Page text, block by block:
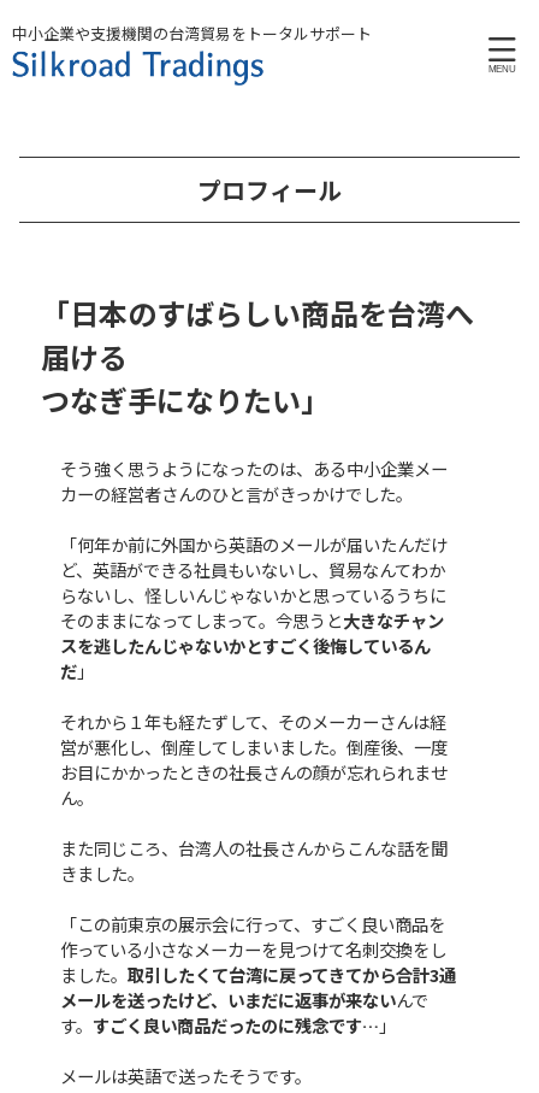
中小企業や支援機関の台湾貿易をトータルサポート
プロフィール
「日本のすばらしい商品を台湾へ
届ける
つなぎ手になりたい」
そう強く思うようになったのは、ある中小企業メー
カーの経営者さんのひと言がきっかけでした。
「何年か前に外国から英語のメールが届いたんだけ
ど、英語ができる社員もいないし、貿易なんてわか
らないし、怪しいんじゃないかと思っているうちに
そのままになってしまって。今思うと大きなチャン
スを逃したんじゃないかとすごく後悔しているん
だ」
それから１年も経たずして、そのメーカーさんは経
営が悪化し、倒産してしまいました。倒産後、一度
お目にかかったときの社長さんの顔が忘れられませ
ん。
また同じころ、台湾人の社長さんからこんな話を聞
きました。
「この前東京の展示会に行って、すごく良い商品を
作っている小さなメーカーを見つけて名刺交換をし
ました。 取引したくて台湾に戻ってきてから合計3通
メールを送ったけど、いまだに返事が来ないんで
す。 すごく良い商品だったのに残念です… 」
メールは英語で送ったそうです。